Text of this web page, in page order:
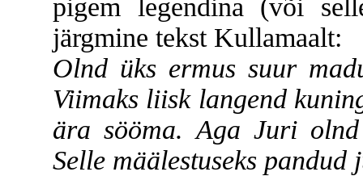
pigem legendina (või
järgmine tekst Kullamaalt:
Olnd üks ermus suur
Viimaks liisk langend
ära sööma. Aga Juri
Selle määlestuseks pandud